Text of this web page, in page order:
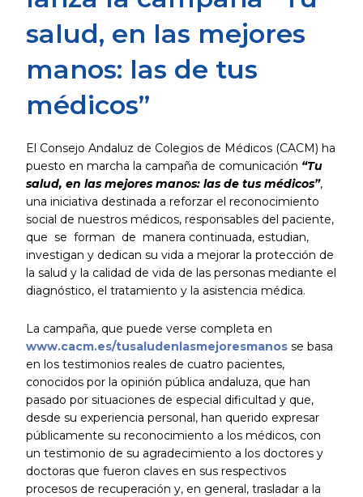
salud, en las mejores
manos: las de tus
médicos”
El Consejo Andaluz de Colegios de Médicos (CACM) ha
puesto en marcha la campaña de comunicación “Tu
salud, en las mejores manos: las de tus médicos”,
una iniciativa destinada a reforzar el reconocimiento
social de nuestros médicos, responsables del paciente,
que se forman de manera continuada, estudian,
investigan y dedican su vida a mejorar la protección de
la salud y la calidad de vida de las personas mediante el
diagnóstico, el tratamiento y la asistencia médica.
La campaña, que puede verse completa en
www.cacm.es/tusaludenlasmejoresmanos se basa
en los testimonios reales de cuatro pacientes,
conocidos por la opinión pública andaluza, que han
pasado por situaciones de especial dificultad y que,
desde su experiencia personal, han querido expresar
públicamente su reconocimiento a los médicos, con
un testimonio de su agradecimiento a los doctores y
doctoras que fueron claves en sus respectivos
procesos de recuperación y, en general, trasladar a la